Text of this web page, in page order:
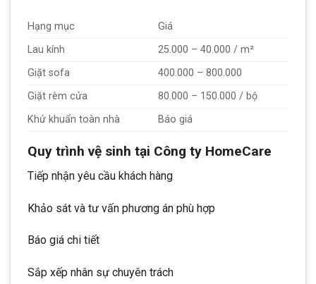
Hạng mục
Giá
Lau kính
25.000 – 40.000 / m²
Giặt sofa
400.000 – 800.000
Giặt rèm cửa
80.000 – 150.000 / bộ
Khử khuẩn toàn nhà
Báo giá
Quy trình vệ sinh tại Công ty HomeCare
Tiếp nhận yêu cầu khách hàng
Khảo sát và tư vấn phương án phù hợp
Báo giá chi tiết
Sắp xếp nhân sự chuyên trách